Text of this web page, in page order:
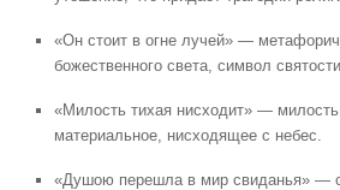
«Он стоит в огне лучей» —
божественного света, символ
«Милость тихая нисходит» — милость
материальное, нисходящее с небес.
«Душою перешла в мир свиданья» —